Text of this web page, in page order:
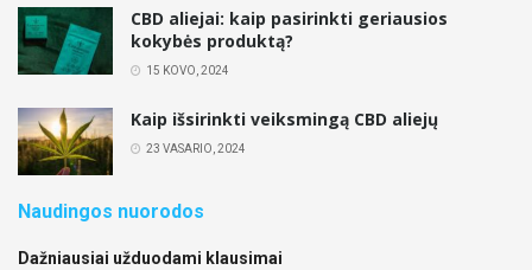
CBD aliejai: kaip pasirinkti geriausios
kokybės produktą?
15 KOVO, 2024
Kaip išsirinkti veiksmingą CBD aliejų
23 VASARIO, 2024
Naudingos nuorodos
Dažniausiai užduodami klausimai